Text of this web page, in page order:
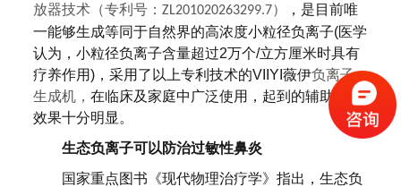
放器技术（专利号：ZL201020263299.7） ， 是目前唯
一能够生成等同于自然界的高浓度小粒径负离子(医学
认为，小粒径负离子含量超过2万个/立方厘米时具有
疗养作用)，采用了以上专利技术的VIIYI薇伊负离子
生成机，在临床及家庭中广泛使用，起到的辅助治疗
效果十分明显。
生态负离子可以防治过敏性鼻炎
国家重点图书《现代物理治疗学》指出，生态负